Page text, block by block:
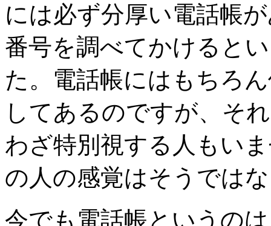
には必ず分厚い電話帳
番号を調べてかけると
た。電話帳にはもちろ
してあるのですが、そ
わざ特別視する人もい
の人の感覚はそうでは
今でも電話帳というの